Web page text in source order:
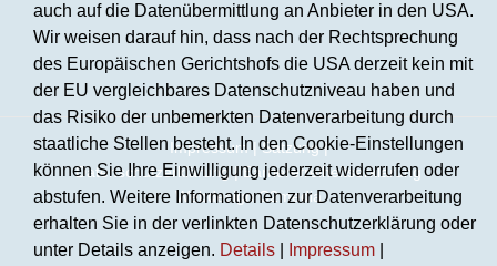
Impressum|Satzung|
Datenschutzerklärung|Barrierefreiheitserklärung
WebdesignC2media
auch auf die Datenübermittlung an Anbieter in den USA.
Wir weisen darauf hin, dass nach der Rechtsprechung
des Europäischen Gerichtshofs die USA derzeit kein mit
der EU vergleichbares Datenschutzniveau haben und
das Risiko der unbemerkten Datenverarbeitung durch
staatliche Stellen besteht. In den Cookie-Einstellungen
können Sie Ihre Einwilligung jederzeit widerrufen oder
abstufen. Weitere Informationen zur Datenverarbeitung
erhalten Sie in der verlinkten Datenschutzerklärung oder
unter Details anzeigen. Details Impressum